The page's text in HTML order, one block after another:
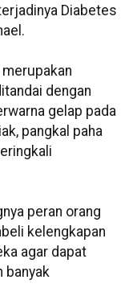
Diabetes
dengan
gelap pada
pangkal paha
peran orang
kelengkapan
agar dapat
banyak